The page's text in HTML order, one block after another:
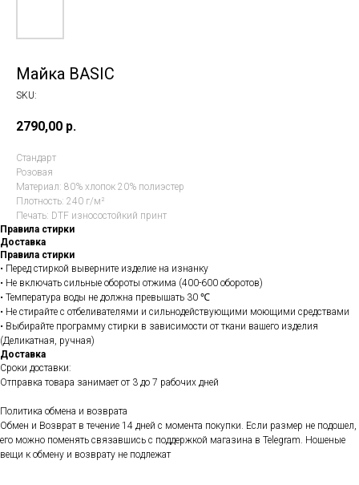
Майка BASIC
SKU:
2790,00 р.
Стандарт
Розовая
Материал: 80% хлопок 20% полиэстер
Плотность: 240 г/м²
Печать: DTF износостойкий принт
Правила стирки
Доставка
Правила стирки
• Перед стиркой выверните изделие на изнанку
• Не включать сильные обороты отжима (400-600 оборотов)
• Температура воды не должна превышать 30 ℃
• Не стирайте с отбеливателями и сильнодействующими моющими средствами
• Выбирайте программу стирки в зависимости от ткани вашего изделия
(Деликатная, ручная)
Доставка
Сроки доставки:
Отправка товара занимает от 3 до 7 рабочих дней
Политика обмена и возврата
Обмен и Возврат в течение 14 дней с момента покупки. Если размер не подошел,
его можно поменять связавшись с поддержкой магазина в Telegram. Ношеные
вещи к обмену и возврату не подлежат